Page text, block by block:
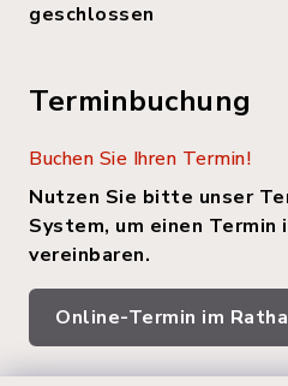
geschlossen
Terminbuchung
Buchen Sie Ihren Termin!
Nutzen Sie bitte unser
System, um einen Termin
vereinbaren.
Online-Termin im